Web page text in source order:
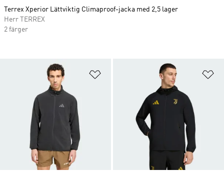
Lägg till på önskelistan
Terrex Xperior Lättviktig Climaproof-jacka med 2,5 lager
Herr TERREX
2 färger